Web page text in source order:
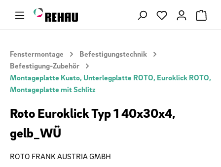
Zum Hauptinhalt springen Du hast 0
Fenstermontage
Befestigungstechnik
Befestigung-Zubehör
Montageplatte Kusto, Unterlegplatte ROTO, Euroklick ROTO,
Montageplatte mit Schlitz
Roto Euroklick Typ 1 40x30x4,
gelb_WÜ
ROTO FRANK AUSTRIA GMBH